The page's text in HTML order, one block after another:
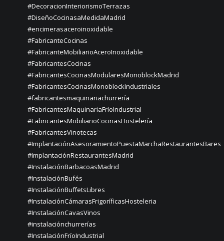
#DecoracionInteriorismoTerrazas
#DiseñoCocinasaMedidaMadrid
#encimerasaceroinoxidable
#FabricanteCocinas
#FabricanteMobiliarioAceroInoxidable
#FabricantesCocinas
#FabricantesCocinasModularesMonoblockMadrid
#FabricantesCocinasMonoblockIndustriales
#fabricantesmaquinariachurrería
#FabricantesMaquinariaFríoIndustrial
#FabricantesMobiliarioCocinasHostelería
#FabricantesVinotecas
#ImplantaciónAsesoramientoPuestaMarchaRestaurantesBares
#ImplantaciónRestaurantesMadrid
#InstalaciónBarbacoasMadrid
#InstalaciónBufés
#InstalaciónBuffetsLibres
#InstalaciónCámarasFrigoríficasHosteleria
#InstalaciónCavasVinos
#instalaciónchurrerías
#InstalaciónFríoIndustrial